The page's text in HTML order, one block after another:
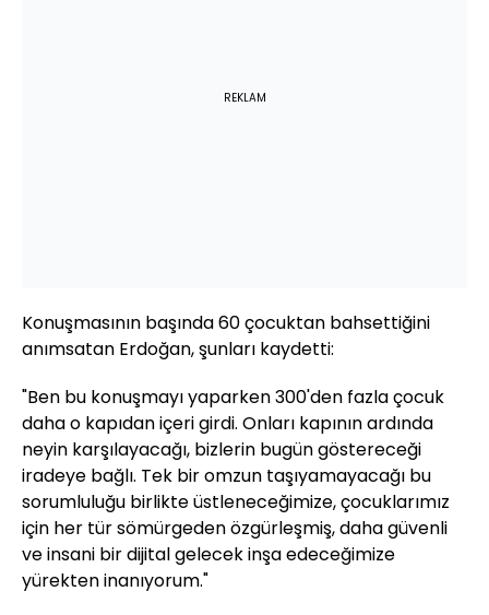
REKLAM
Konuşmasının başında 60 çocuktan bahsettiğini
anımsatan Erdoğan, şunları kaydetti:
"Ben bu konuşmayı yaparken 300'den fazla çocuk
daha o kapıdan içeri girdi. Onları kapının ardında
neyin karşılayacağı, bizlerin bugün göstereceği
iradeye bağlı. Tek bir omzun taşıyamayacağı bu
sorumluluğu birlikte üstleneceğimize, çocuklarımız
için her tür sömürgeden özgürleşmiş, daha güvenli
ve insani bir dijital gelecek inşa edeceğimize
yürekten inanıyorum."